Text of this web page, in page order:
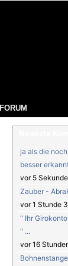
FORUM
ja als die
besser
vor 5
Zauber -
vor 1 Stunde
" Ihr
" ...
vor 16